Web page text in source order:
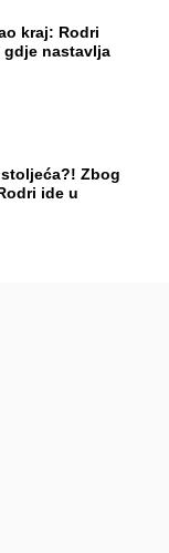
kraj: Rodri
gdje nastavlja
Zbog
ide u